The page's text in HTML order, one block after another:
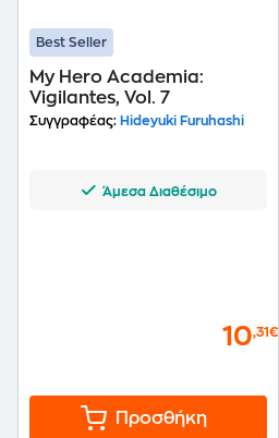
Best Seller
My Hero Academia:
Vigilantes, Vol. 7
Συγγραφέας: Hideyuki Furuhashi
Άμεσα Διαθέσιμο
10,31€
Προσθήκη